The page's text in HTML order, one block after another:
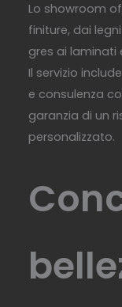
Lo showroom
finiture, dai
gres ai laminati
Il servizio
e consulenza
garanzia di un
personalizzato.